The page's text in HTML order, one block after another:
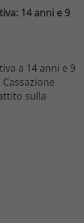
14 anni e 9
a 14 anni e 9
sulla